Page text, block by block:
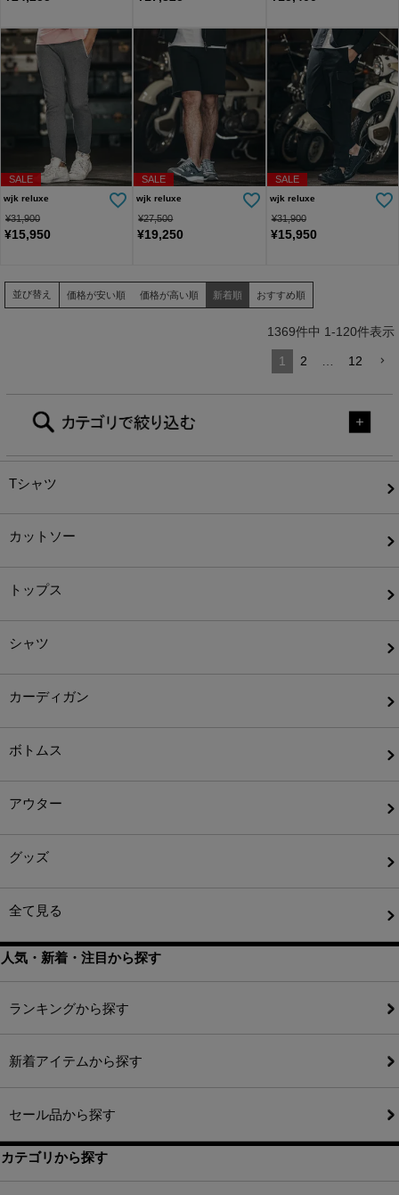
SALE
wjk reluxe
¥31,900
¥15,950
SALE
wjk reluxe
¥27,500
¥19,250
SALE
wjk reluxe
¥31,900
¥15,950
並び替え 価格が安い順 価格が高い順 新着順 おすすめ順
1369件中 1-120件表示
1 2 12
Tシャツ
カットソー
トップス
シャツ
カーディガン
ボトムス
アウター
グッズ
全て見る
人気・新着・注目から探す
ランキングから探す
新着アイテムから探す
セール品から探す
カテゴリから探す